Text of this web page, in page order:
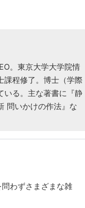
。東京大学大学院情
課程修了。博士（学際
いる。主な著書に『静
問いかけの作法』な
わずさまざまな雑